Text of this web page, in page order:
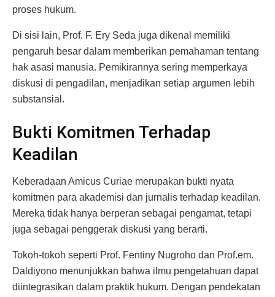
proses hukum.
Di sisi lain, Prof. F. Ery Seda juga dikenal memiliki
pengaruh besar dalam memberikan pemahaman tentang
hak asasi manusia. Pemikirannya sering memperkaya
diskusi di pengadilan, menjadikan setiap argumen lebih
substansial.
Bukti Komitmen Terhadap
Keadilan
Keberadaan Amicus Curiae merupakan bukti nyata
komitmen para akademisi dan jurnalis terhadap keadilan.
Mereka tidak hanya berperan sebagai pengamat, tetapi
juga sebagai penggerak diskusi yang berarti.
Tokoh-tokoh seperti Prof. Fentiny Nugroho dan Prof.em.
Daldiyono menunjukkan bahwa ilmu pengetahuan dapat
diintegrasikan dalam praktik hukum. Dengan pendekatan